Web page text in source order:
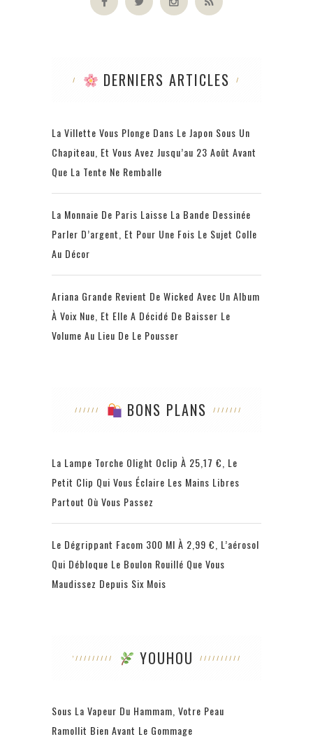
DERNIERS ARTICLES
La Villette Vous Plonge Dans Le Japon Sous Un
Chapiteau, Et Vous Avez Jusqu’au 23 Août Avant
Que La Tente Ne Remballe
La Monnaie De Paris Laisse La Bande Dessinée
Parler D’argent, Et Pour Une Fois Le Sujet Colle
Au Décor
Ariana Grande Revient De Wicked Avec Un Album
À Voix Nue, Et Elle A Décidé De Baisser Le
Volume Au Lieu De Le Pousser
BONS PLANS
La Lampe Torche Olight Oclip À 25,17 €, Le
Petit Clip Qui Vous Éclaire Les Mains Libres
Partout Où Vous Passez
Le Dégrippant Facom 300 Ml À 2,99 €, L’aérosol
Qui Débloque Le Boulon Rouillé Que Vous
Maudissez Depuis Six Mois
YOUHOU
Sous La Vapeur Du Hammam, Votre Peau
Ramollit Bien Avant Le Gommage